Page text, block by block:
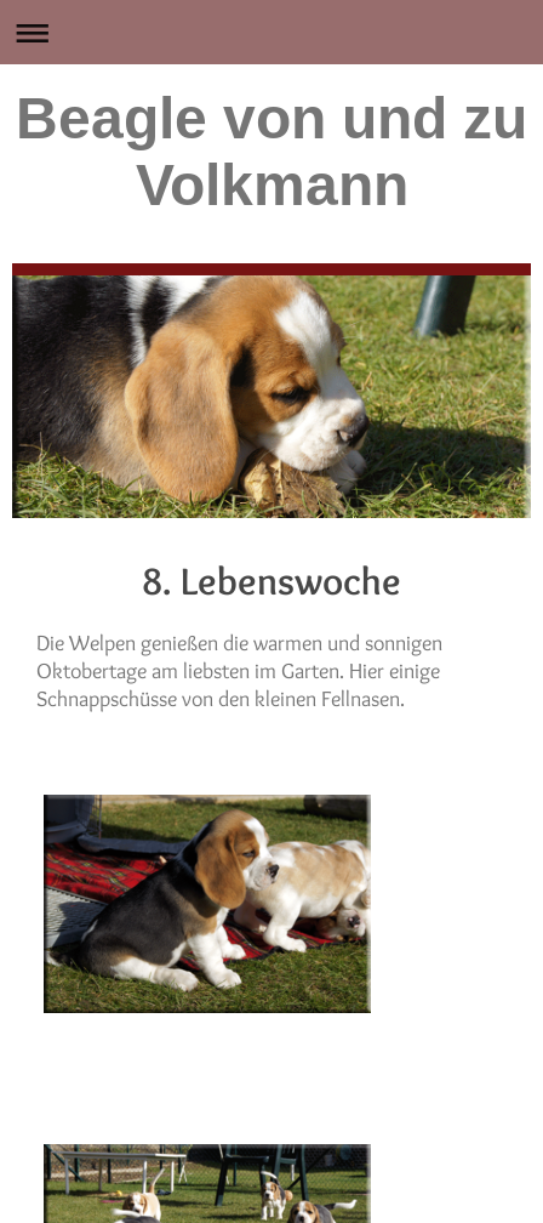
Beagle von und zu
Volkmann
8. Lebenswoche
Die Welpen genießen die warmen und sonnigen
Oktobertage am liebsten im Garten. Hier einige
Schnappschüsse von den kleinen Fellnasen.